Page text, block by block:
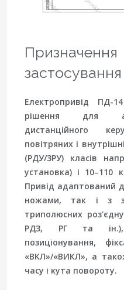
застосування
Електропривід ПД-
рішення для
дистанційного
повітряних і
(РДУ/ЗРУ) класів
установка) і 10–110
Привід адаптований
ножами, так і з
триполюсних
РДЗ, РГ та ін.),
позиціонування,
«ВКЛ»/«ВИКЛ», а
часу і кута повороту.